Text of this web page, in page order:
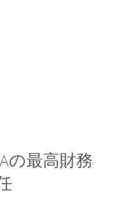
の最高財務